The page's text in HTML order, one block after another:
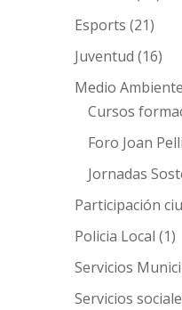
Esports (21)
Juventud (16)
Medio Ambiente
Cursos
Foro Joan
Jornadas
Participación
Policia Local (1)
Servicios
Servicios